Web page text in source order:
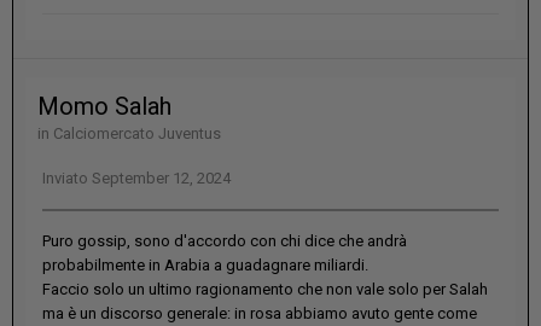
Momo Salah
in Calciomercato Juventus
Inviato September 12, 2024
Puro gossip, sono d'accordo con chi dice che andrà
probabilmente in Arabia a guadagnare miliardi.
Faccio solo un ultimo ragionamento che non vale solo per Salah
ma è un discorso generale: in rosa abbiamo avuto gente come